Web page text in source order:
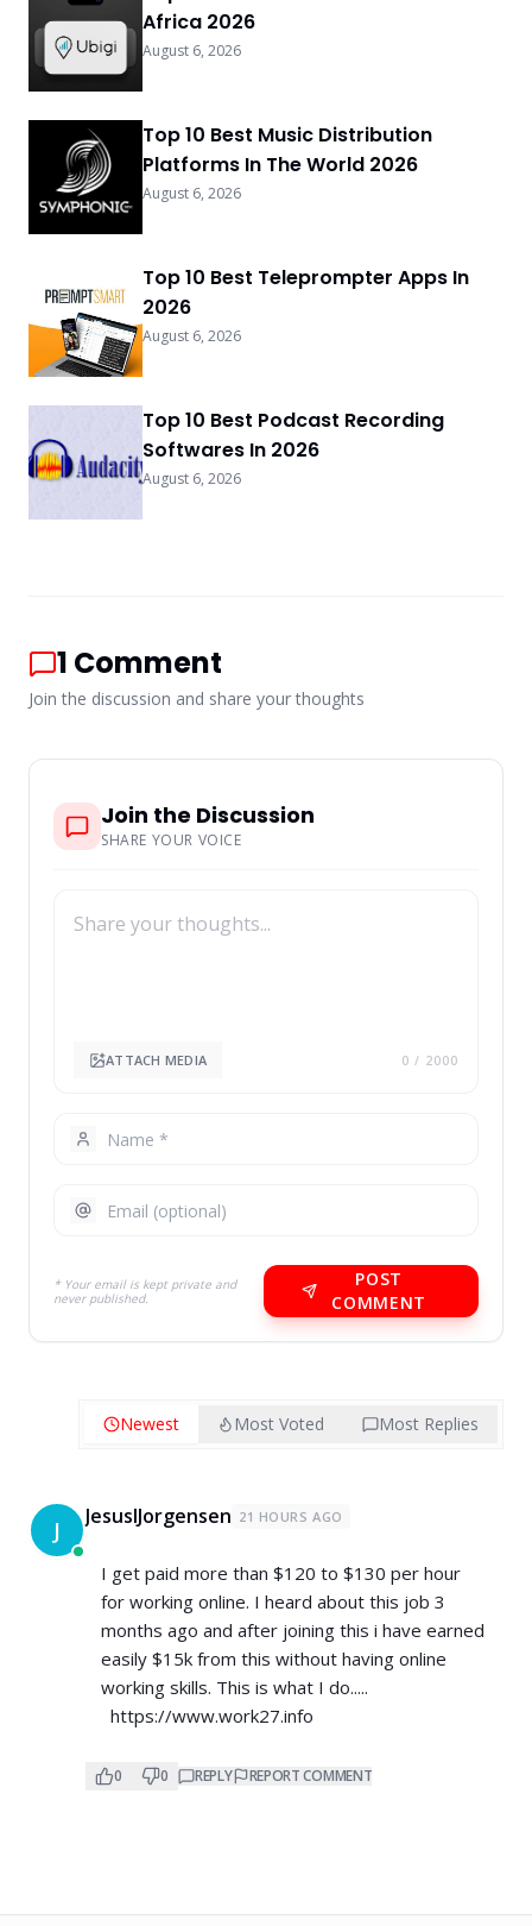
Africa 2026
August 6, 2026
Top 10 Best Music Distribution
Platforms In The World 2026
August 6, 2026
Top 10 Best Teleprompter Apps In
2026
August 6, 2026
Top 10 Best Podcast Recording
Softwares In 2026
August 6, 2026
1 Comment
Join the discussion and share your thoughts
Join the Discussion
SHARE YOUR VOICE
ATTACH MEDIA 0 / 2000
* Your email is kept private and
never published.
POST
COMMENT
Newest Most Voted Most Replies
J JesusIJorgensen 21 HOURS AGO
I get paid more than $120 to $130 per hour
for working online. I heard about this job 3
months ago and after joining this i have earned
easily $15k from this without having online
working skills. This is what I do.....
https://www.work27.info
0 0 REPLY REPORT COMMENT